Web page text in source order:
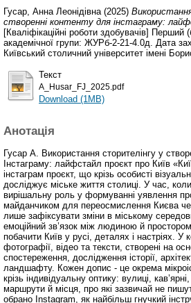
Гусар, Анна Леонідівна (2025)
створенні контенту для інстаграму:
[Кваліфікаційні роботи здобувачів]
академічної групи: ЖУРб-2-21-4.0д. Дата
Київський столичний університет імені
Текст
A_Husar_FJ_2025.pdf
Download (1MB)
Анотація
Гусар А. Використання сторителінгу у
Інстаграму: лайфстайл проєкт про Київ
інстаграм проєкт, що крізь особисті
досліджує міське життя столиці. У час,
вирішальну роль у формуванні уявлення
майданчиком для переосмислення Києва
лише зафіксувати зміни в міському
емоційний зв’язок між людиною й
побачити Київ у русі, деталях і настріях. У
фотографії, відео та тексти, створені на
спостереження, дослідження історії,
ландшафту. Кожен допис - це окрема
крізь індивідуальну оптику: вулиці,
маршрути й місця, про які зазвичай не
обрано Instagram, як найбільш гнучкий